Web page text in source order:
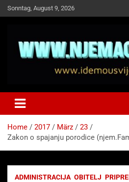
Skip
to
Sonntag, August 9, 2026
Idemo u Svijet-
Home 2017 März
23
Zakon o spajanju porodice
ADMINISTRACIJA OBITELJ